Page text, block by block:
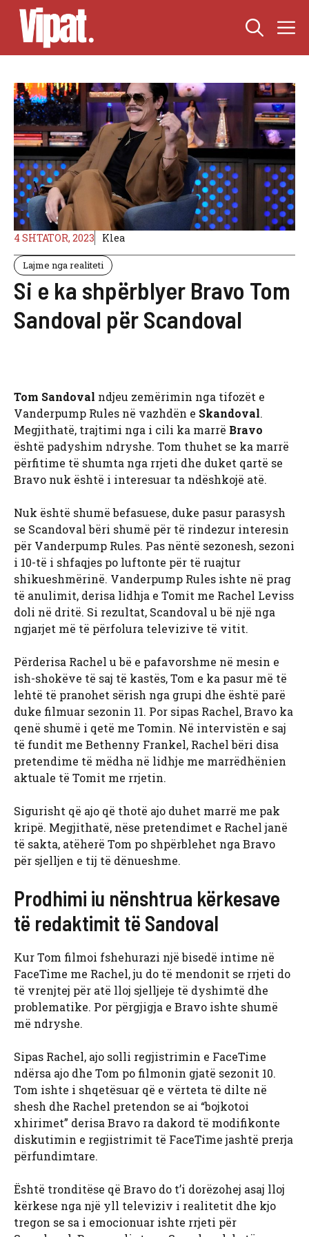
Skip
content
4 SHTATOR, 2023 Klea
Lajme nga realiteti
Si e ka shpërblyer Bravo Tom
Sandoval për Scandoval
Tom Sandoval ndjeu zemërimin nga tifozët e
Vanderpump Rules në vazhdën e Skandoval.
Megjithatë, trajtimi nga i cili ka marrë Bravo
është padyshim ndryshe. Tom thuhet se ka marrë
përfitime të shumta nga rrjeti dhe duket qartë se
Bravo nuk është i interesuar ta ndëshkojë atë.
Nuk është shumë befasuese, duke pasur parasysh
se Scandoval bëri shumë për të rindezur interesin
për Vanderpump Rules. Pas nëntë sezonesh, sezoni
i 10-të i shfaqjes po luftonte për të ruajtur
shikueshmërinë. Vanderpump Rules ishte në prag
të anulimit, derisa lidhja e Tomit me Rachel Leviss
doli në dritë. Si rezultat, Scandoval u bë një nga
ngjarjet më të përfolura televizive të vitit.
Përderisa Rachel u bë e pafavorshme në mesin e
ish-shokëve të saj të kastës, Tom e ka pasur më të
lehtë të pranohet sërish nga grupi dhe është parë
duke filmuar sezonin 11. Por sipas Rachel, Bravo ka
qenë shumë i qetë me Tomin. Në intervistën e saj
të fundit me Bethenny Frankel, Rachel bëri disa
pretendime të mëdha në lidhje me marrëdhënien
aktuale të Tomit me rrjetin.
Sigurisht që ajo që thotë ajo duhet marrë me pak
kripë. Megjithatë, nëse pretendimet e Rachel janë
të sakta, atëherë Tom po shpërblehet nga Bravo
për sjelljen e tij të dënueshme.
Prodhimi iu nënshtrua kërkesave
të redaktimit të Sandoval
Kur Tom filmoi fshehurazi një bisedë intime në
FaceTime me Rachel, ju do të mendonit se rrjeti do
të vrenjtej për atë lloj sjelljeje të dyshimtë dhe
problematike. Por përgjigja e Bravo ishte shumë
më ndryshe.
Sipas Rachel, ajo solli regjistrimin e FaceTime
ndërsa ajo dhe Tom po filmonin gjatë sezonit 10.
Tom ishte i shqetësuar që e vërteta të dilte në
shesh dhe Rachel pretendon se ai “bojkotoi
xhirimet” derisa Bravo ra dakord të modifikonte
diskutimin e regjistrimit të FaceTime jashtë prerja
përfundimtare.
Është tronditëse që Bravo do t’i dorëzohej asaj lloj
kërkese nga një yll televiziv i realitetit dhe kjo
tregon se sa i emocionuar ishte rrjeti për